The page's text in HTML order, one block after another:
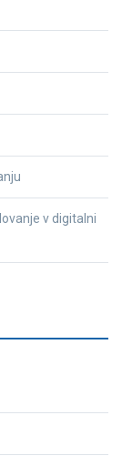
v digitalni